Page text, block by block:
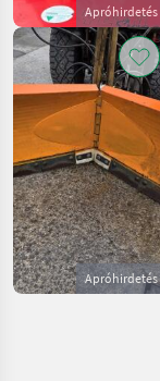
Apróhirdetés
Apróhirdetés